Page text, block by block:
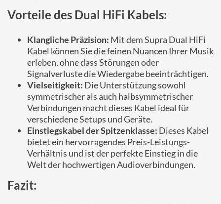
Vorteile des Dual HiFi Kabels:
Klangliche Präzision: Mit dem Supra Dual HiFi
Kabel können Sie die feinen Nuancen Ihrer Musik
erleben, ohne dass Störungen oder
Signalverluste die Wiedergabe beeinträchtigen.
Vielseitigkeit: Die Unterstützung sowohl
symmetrischer als auch halbsymmetrischer
Verbindungen macht dieses Kabel ideal für
verschiedene Setups und Geräte.
Einstiegskabel der Spitzenklasse: Dieses Kabel
bietet ein hervorragendes Preis-Leistungs-
Verhältnis und ist der perfekte Einstieg in die
Welt der hochwertigen Audioverbindungen.
Fazit: